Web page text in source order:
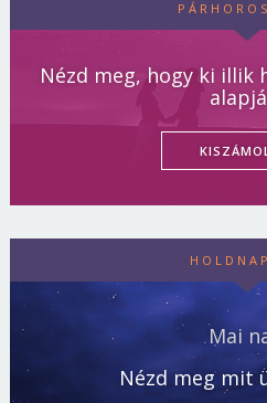
Nézd meg, hogy ki illik
Mai
Nézd meg mit